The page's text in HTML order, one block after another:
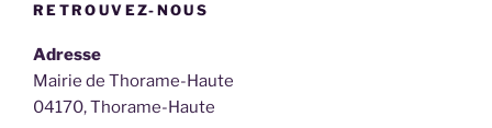
RETROUVEZ-NOUS
Adresse
Mairie de Thorame-Haute
04170, Thorame-Haute